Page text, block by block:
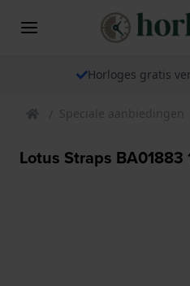
Horloges gratis
Speciale aanbiedingen
Lotus Straps BA01883